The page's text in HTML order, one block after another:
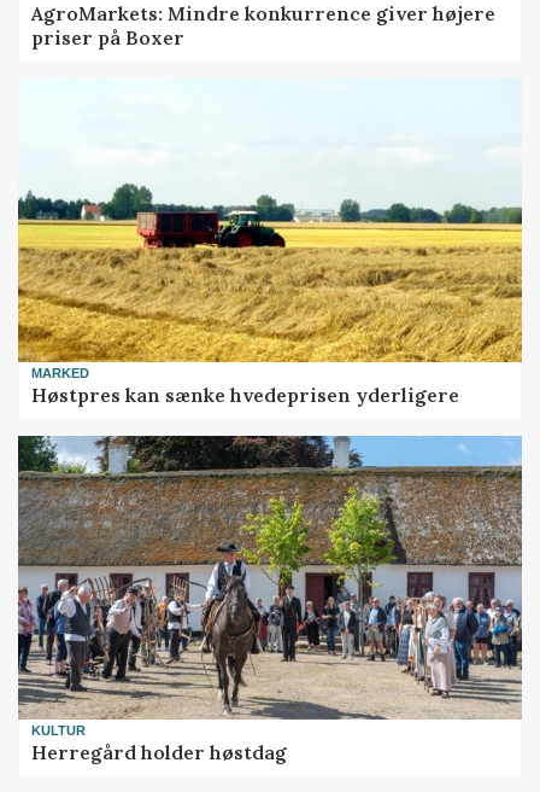
AgroMarkets: Mindre konkurrence giver højere
priser på Boxer
MARKED
Høstpres kan sænke hvedeprisen yderligere
KULTUR
Herregård holder høstdag